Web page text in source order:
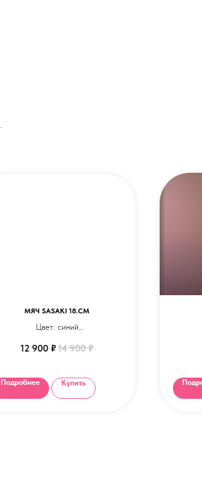
МЯЧ SASAKI 18.CM
Цвет: синий
Оттенки изделия в каталоге могут
реальности.
12 900 ₽14 900 ₽
Подробнее Купить